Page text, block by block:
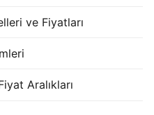
ve Fiyatları
Aralıkları